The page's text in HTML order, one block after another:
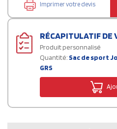
Imprimer votre devis
RÉCAPITULATIF DE
Produit personnalisé
Quantité: Sac de sport
GRS